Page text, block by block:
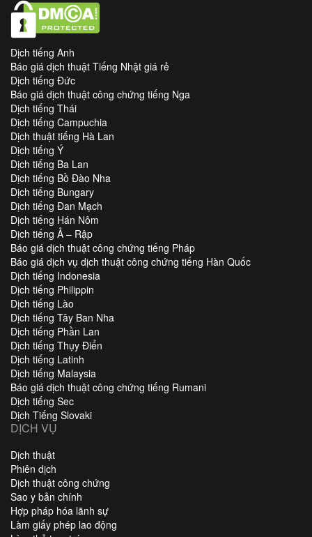
Dịch tiếng Anh
Báo giá dịch thuật Tiếng Nhật giá rẻ
Dịch tiếng Đức
Báo giá dịch thuật công chứng tiếng Nga
Dịch tiếng Thái
Dịch tiếng Campuchia
Dịch thuật tiếng Hà Lan
Dịch tiếng Ý
Dịch tiếng Ba Lan
Dịch tiếng Bồ Đào Nha
Dịch tiếng Bungary
Dịch tiếng Đan Mạch
Dịch tiếng Hán Nôm
Dịch tiếng Ả – Rập
Báo giá dịch thuật công chứng tiếng Pháp
Báo giá dịch vụ dịch thuật công chứng tiếng Hàn Quốc
Dịch tiếng Indonesia
Dịch tiếng Philippin
Dịch tiếng Lào
Dịch tiếng Tây Ban Nha
Dịch tiếng Phần Lan
Dịch tiếng Thụy Điển
Dịch tiếng Latinh
Dịch tiếng Malaysia
Báo giá dịch thuật công chứng tiếng Rumani
Dịch tiếng Sec
Dịch Tiếng Slovaki
DỊCH VỤ
Dịch thuật
Phiên dịch
Dịch thuật công chứng
Sao y bản chính
Hợp pháp hóa lãnh sự
Làm giấy phép lao động